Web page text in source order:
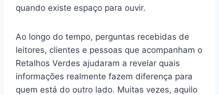
quando existe espaço para ouvir.
Ao longo do tempo, perguntas recebidas de
leitores, clientes e pessoas que acompanham o
Retalhos Verdes ajudaram a revelar quais
informações realmente fazem diferença para
quem está do outro lado. Muitas vezes, aquilo